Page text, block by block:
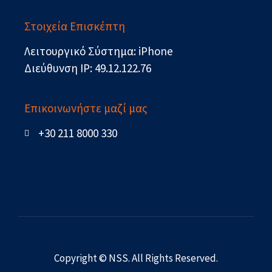
Στοιχεία Επισκέπτη
Λειτουργικό Σύστημα: iPhone
Διεύθυνση IP: 49.12.122.76
Επικοινωνήστε μαζί μας
+30 211 8000 330
Copyright © NSS. All Rights Reserved.